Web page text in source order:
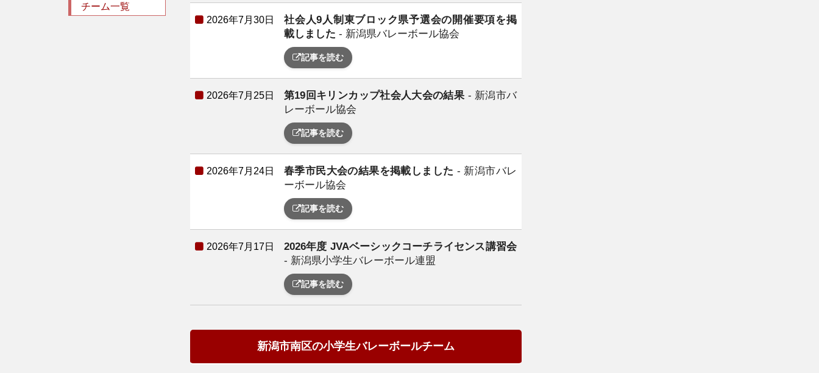
チーム一覧
2026年7月30日
社会人9人制東ブロック県予選会の開催要項を掲
載しました - 新潟県バレーボール協会
記事を読む
2026年7月25日 第19回キリンカップ社会人大会の結果 - 新潟市バ
レーボール協会
記事を読む
2026年7月24日 春季市民大会の結果を掲載しました - 新潟市バレ
ーボール協会
記事を読む
2026年7月17日
2026年度 JVAベーシックコーチライセンス講習会
- 新潟県小学生バレーボール連盟
記事を読む
新潟市南区の小学生バレーボールチーム